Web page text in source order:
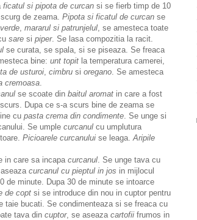
ficatul si pipota de curcan si se fierb timp de 10
de zeama. Pipota si ficatul de curcan se
mararul si patrunjelul , se amesteca toate
sare si piper. Se lasa compozitia la racit.
se curata, se spala, si se piseaza. Se freaca
bine: unt topit la temperatura camerei,
de usturoi cimbru si oregano . Se amesteca
cremoasa
se scoate din baitul aromat in care a fost
Dupa ce s-a scurs bine de zeama se
cu pasta crema din condimente . Se unge si
Se umple curcanul cu umplutura
Picioarele curcanului se leaga. Aripile
in care sa incapa curcanul . Se unge tava cu
aseaza curcanul cu pieptul in jos in mijlocul
de minute. Dupa 30 de minute se intoarce
de copt si se introduce din nou in cuptor pentru
taie bucati. Se condimenteaza si se freaca cu
tava din cuptor, se aseaza cartofii frumos in